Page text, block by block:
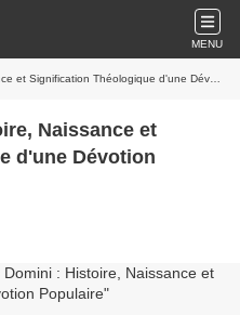
MENU
Théologique d'une Dévotion Populaire
Naissance et
d'une Dévotion